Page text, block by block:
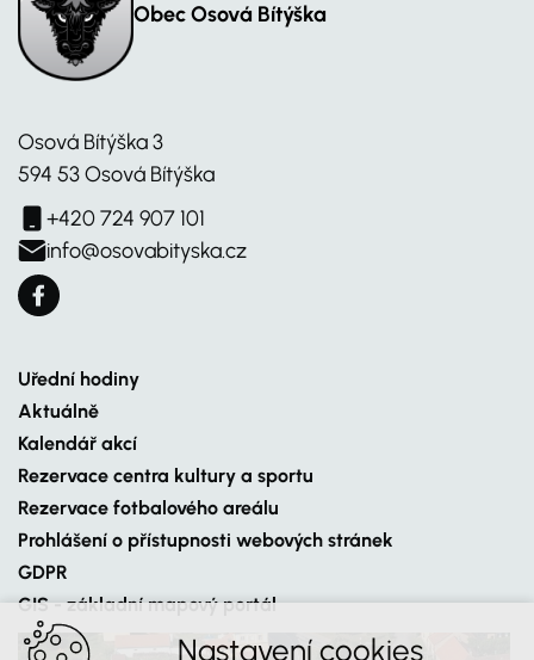
Obec Osová Bítýška
Osová Bítýška 3
594 53 Osová Bítýška
+420 724 907 101
info@osovabityska.cz
Uřední hodiny
Aktuálně
Kalendář akcí
Rezervace centra kultury a sportu
Rezervace fotbalového areálu
Prohlášení o přístupnosti webových stránek
GDPR
GIS - základní mapový portál
Nastavení cookies